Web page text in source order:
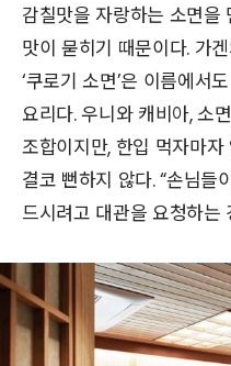
감칠맛을 자랑하는 소면을
맛이 묻히기 때문이다. 가
‘쿠로기 소면’은 이름에서
요리다. 우니와 캐비아, 소
조합이지만, 한입 먹자마
결코 뻔하지 않다. “손님들
드시려고 대관을 요청하는